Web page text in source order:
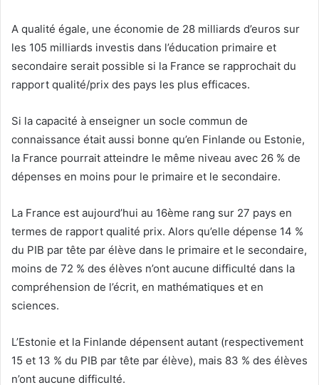
A qualité égale, une économie de 28 milliards d’euros sur
les 105 milliards investis dans l’éducation primaire et
secondaire serait possible si la France se rapprochait du
rapport qualité/prix des pays les plus efficaces.
Si la capacité à enseigner un socle commun de
connaissance était aussi bonne qu’en Finlande ou Estonie,
la France pourrait atteindre le même niveau avec 26 % de
dépenses en moins pour le primaire et le secondaire.
La France est aujourd’hui au 16ème rang sur 27 pays en
termes de rapport qualité prix. Alors qu’elle dépense 14 %
du PIB par tête par élève dans le primaire et le secondaire,
moins de 72 % des élèves n’ont aucune difficulté dans la
compréhension de l’écrit, en mathématiques et en
sciences.
L’Estonie et la Finlande dépensent autant (respectivement
15 et 13 % du PIB par tête par élève), mais 83 % des élèves
n’ont aucune difficulté.